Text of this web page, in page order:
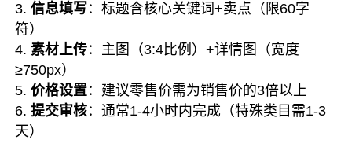
3.信息填写：标题含核心关键词+卖点（限60字
符）
4. 素材上传：主图（3:4比例）+详情图（宽度
≥750px）
5.价格设置：建议零售价需为销售价的3倍以上
6.提交审核：通常1-4小时内完成（特殊类目需1-3
天）